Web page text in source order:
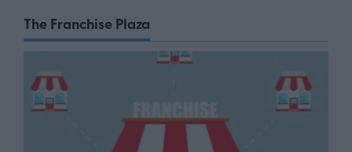
The Franchise Plaza